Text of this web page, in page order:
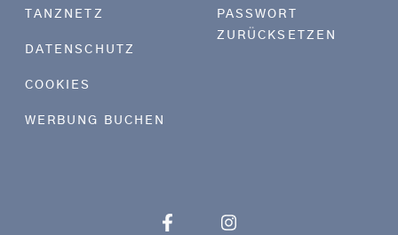
TANZNETZ
DATENSCHUTZ
COOKIES
WERBUNG BUCHEN
PASSWORT
ZURÜCKSETZEN